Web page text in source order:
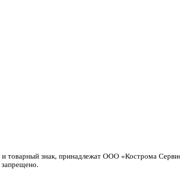
товарный знак, принадлежат ООО «Кострома
запрещено.